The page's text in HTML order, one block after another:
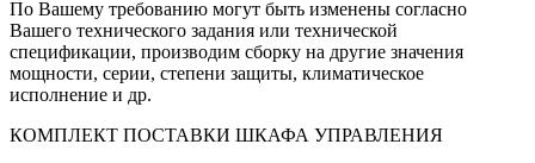
По Вашему требованию могут быть изменены согласно
Вашего технического задания или технической
спецификации, производим сборку на другие значения
мощности, серии, степени защиты, климатическое
исполнение и др.
КОМПЛЕКТ ПОСТАВКИ ШКАФА УПРАВЛЕНИЯ